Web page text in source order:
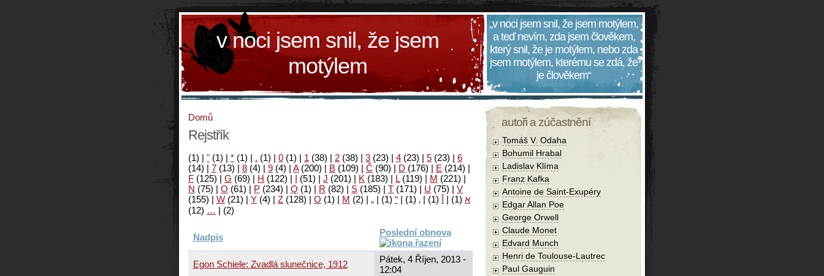
v noci jsem snil, že jsem
motýlem
„v noci jsem snil, že jsem motýlem,
a teď nevím, zda jsem člověkem,
který snil, že je motýlem, nebo zda
jsem motýlem, kterému se zdá, že
je člověkem“
Domů
Rejstřík
(1) | " (1) | * (1) | . (1) | 0 (1) | 1 (38) | 2 (38) | 3 (23) | 4 (23) | 5 (23) | 6
(14) | 7 (13) | 8 (4) | 9 (4) | A(200) | B (109) | Č (90) | D (176) | E (214) |
F (125) | G (69) | H (122) | I (51) | J (201) | K (183) | L(119) | M (221) |
N (75) | O (61) | P (234) | Q (1) | R (82) | S (185) | T (171) | U (75) | V
(155) | W (21) | Y (4) | Z (128) | Ο (1) | М (2) | א (1)
| آ (1)
|
‚
(1)
|
“
(1)
|
„
(2)
|
…
(12)
Nadpis Poslední obnova
Egon Schiele: Zvadlá slunečnice, 1912
Pátek, 4 Říjen, 2013 -
12:04
autoři a zúčastnění
Tomáš V. Odaha
Bohumil Hrabal
Ladislav Klíma
Franz Kafka
Antoine de Saint-Exupéry
Edgar Allan Poe
George Orwell
Claude Monet
Edvard Munch
Henri de Toulouse-Lautrec
Paul Gauguin